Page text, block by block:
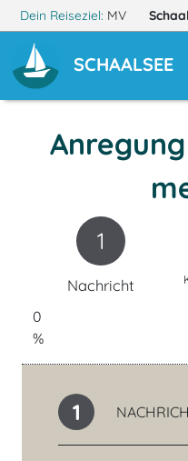
Dein Reiseziel: MV
SCHAALSEE
1
Nachricht
0
%
1